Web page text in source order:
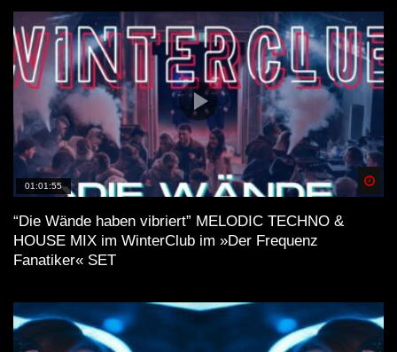
01:01:55
“Die Wände haben vibriert” MELODIC TECHNO &
HOUSE MIX im WinterClub im »Der Frequenz
Fanatiker« SET